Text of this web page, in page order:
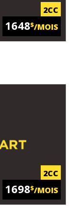
2CC
1648$/MOIS
2CC
1698$/MOIS